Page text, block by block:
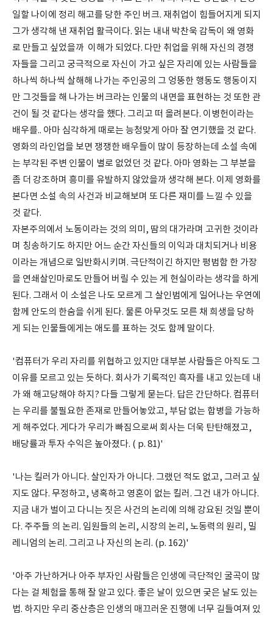
일할 나이에 정리 해고를 당한 주인 버크. 재취업이 힘들어지게 되지
그가 생각해 낸 재취업 활극이다. 읽는 내내 박찬욱 감독이 왜 영화
로 만들고 싶었을까 이해가 되었다. 다만 취업을 위해 자신의 경쟁
자들을 그리고 궁극적으로 자신이 가고 싶은 자리에 있는 사람들을
하나씩 하나씩 살해해 나가는 주인공의 그 엉뚱한 행동도 행동이지
만 그것들을 해 나가는 버크라는 인물의 내면을 표현하는 것 또한 관
건이 될 것 같다는 생각을 했다. 그리고 떠 올려본다. 이병헌이라는
배우를.. 아마 심각하게 때로는 능청맞게 아마 잘 연기했을 것 같다.
영화의 라인업을 보면 쟁쟁한 배우들이 많이 등장하는데 소설 속에
는 부각된 주변 인물이 별로 없었던 것 같다. 아마 영화는 그 부분을
좀 더 강조하며 흥미를 유발하지 않았을까 생각해 본다. 이제 영화를
본다면 소설 속의 사건과 비교해보며 또 다른 재미를 느낄 수 있을
것 같다.
자본주의에서 노동이라는 것의 의미, 땀의 대가라며 고귀한 것이라
며 칭송하기도 하지만 어느 순간 자신들의 이익과 대치되거나 비용
이라는 개념으로 일반화시키며. 극단적이긴 하지만 평범함 한 가장
을 연쇄살인마로도 만들어 버릴 수 있는 게 현실이라는 생각을 하게
된다. 그래서 이 소설은 나도 모르게 그 살인범에게 일어나는 우연에
함께 안도의 한숨을 쉬게 된다. 물론 아무것도 모른 채 희생을 당하
게 되는 인물들에게는 애도를 표하는 것도 함께 말이다.
'컴퓨터가 우리 자리를 위협하고 있지만 대부분 사람들은 아직도 그
이유를 모르고 있는 듯하다. 회사가 기록적인 흑자를 내고 있는데 내
가 왜 해고당해야 하지? 다들 그렇게 묻는다. 답은 간단하다. 컴퓨터
는 우리를 불필요한 존재로 만들어놓았고, 부담 없는 합병을 가능하
게 해주었다. 게다가 우리가 빠짐으로써 회사는 더욱 탄탄해졌고,
배당률과 투자 수익은 높아졌다. ( p. 81)'
'나는 킬러가 아니다. 살인자가 아니다. 그랬던 적도 없고, 그러고 싶
지도 않다. 무정하고, 냉혹하고 영혼이 없는 킬러. 그건 내가 아니다.
지금 내가 벌이고 다니는 짓은 사건의 논리에 의해 강요된 것일 뿐이
다. 주주들 의 논리. 임원들의 논리, 시장의 논리, 노동력의 원리, 밀
레니엄의 논리. 그리고 나 자신의 논리. (p. 162)'
'아주 가난하거나 아주 부자인 사람들은 인생에 극단적인 굴곡이 많
다는 걸 체험을 통해 잘 알고 있다. 좋은 날이 있으면 궂은 날도 있는
법. 하지만 우리 중산층은 인생의 매끄러운 진행에 너무 길들여져 있